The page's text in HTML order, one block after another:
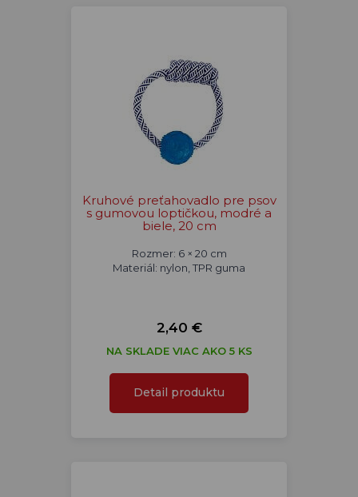
Kruhové preťahovadlo pre psov
s gumovou loptičkou, modré a
biele, 20 cm
Rozmer: 6 × 20 cm
Materiál: nylon, TPR guma
2,40 €
NA SKLADE VIAC AKO 5 KS
Detail produktu